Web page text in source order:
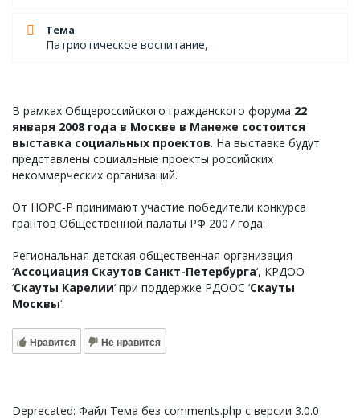
Тема
Патриотическое воспитание,
В рамках Общероссийского гражданского форума 22
января 2008 года в Москве в Манеже состоится
выставка социальных проектов. На выставке будут
представлены социальные проекты российских
некоммерческих организаций.
От НОРС-Р принимают участие победители конкурса
грантов Общественной палаты РФ 2007 года:
Региональная детская общественная организация
‘Ассоциация Скаутов Санкт-Петербурга‘, КРДОО
‘Скауты Карелии‘ при поддержке РДООС ‘Скауты
Москвы‘.
Нравится Не нравится
Deprecated: Файл Тема без comments.php с версии 3.0.0